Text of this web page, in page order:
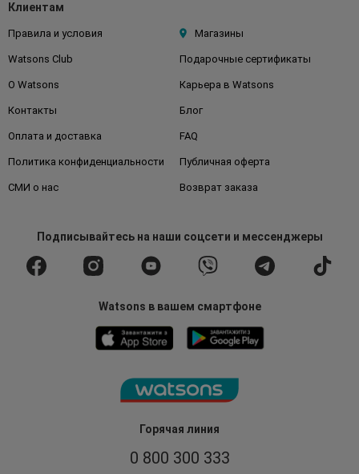
Горячая линия
0 800 300 333
Клиентам
Правила и условия Магазины
Watsons Club Подарочные сертификаты
О Watsons Карьера в Watsons
Контакты Блог
Оплата и доставка FAQ
Политика конфиденциальности Публичная оферта
СМИ о нас Возврат заказа
Подписывайтесьна наши соцсети и мессенджеры
Watsons в вашем смартфоне